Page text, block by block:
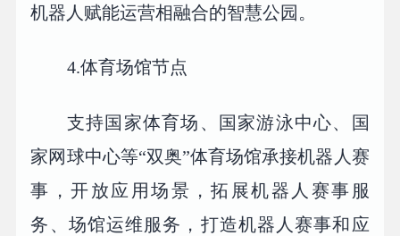
机器人赋能运营相融合的智慧公园。
4.体育场馆节点
支持国家体育场、国家游泳中心、国
家网球中心等“双奥”体育场馆承接机器人赛
事，开放应用场景，拓展机器人赛事服
务、场馆运维服务，打造机器人赛事和应